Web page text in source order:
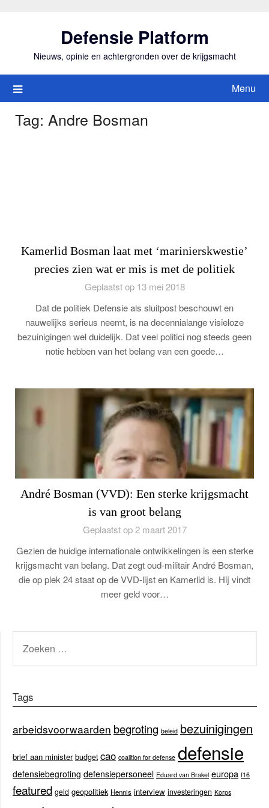
Defensie Platform
Nieuws, opinie en achtergronden over de krijgsmacht
Menu
Tag: Andre Bosman
Kamerlid Bosman laat met ‘marinierskwestie’
precies zien wat er mis is met de politiek
Geplaatst op 13 mei 2018
Dat de politiek Defensie als sluitpost beschouwt en
nauwelijks serieus neemt, is na decennialange visieloze
bezuinigingen wel duidelijk. Dat veel politici nog steeds geen
notie hebben van het belang van een goede…
André Bosman (VVD): Een sterke krijgsmacht
is van groot belang
Geplaatst op 2 maart 2017
Gezien de huidige internationale ontwikkelingen is een sterke
krijgsmacht van belang. Dat zegt oud-militair André Bosman,
die op plek 24 staat op de VVD-lijst en Kamerlid is. Hij vindt
meer geld voor…
NAAR:
Tags
arbeidsvoorwaarden begroting beleid bezuinigingen
brief aan minister budget cao coalition for defense defensie
defensiebegroting defensiepersoneel Eduard van Brakel europa f16
featured geld geopolitiek Hennis interview investeringen Korps